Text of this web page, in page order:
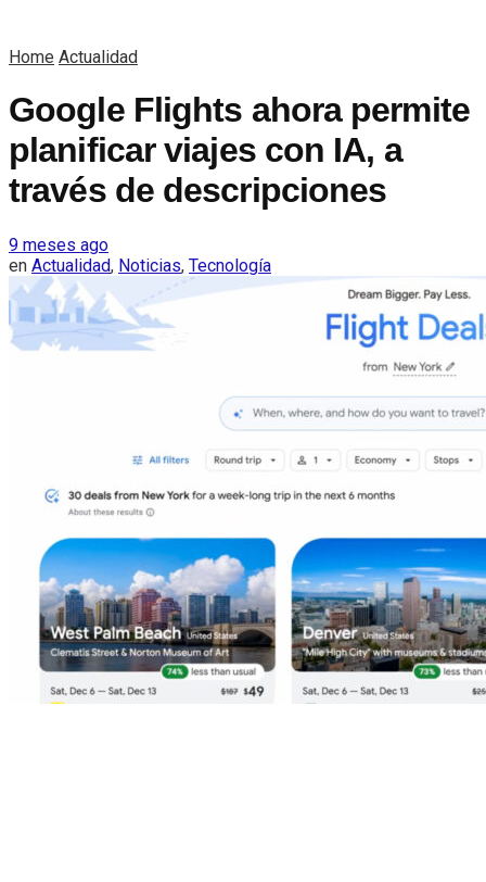
Home Actualidad
Google Flights ahora permite
planificar viajes con IA, a
través de descripciones
9 meses ago
en Actualidad, Noticias, Tecnología